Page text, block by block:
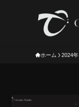
ホーム 2024年